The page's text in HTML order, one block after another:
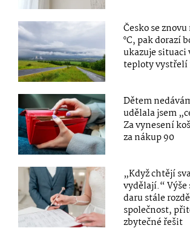
Česko se
°C, pak dorazí
ukazuje
teploty vystřelí
Dětem
udělala jsem
Za vynesení
za nákup 90
„Když chtějí
vydělají.“
daru stále
společnost,
zbytečné řešit